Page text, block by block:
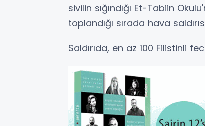
sivilin sığındığı Et-Tabiin
toplandığı sırada hava
Saldırıda, en az 100 Filistinli